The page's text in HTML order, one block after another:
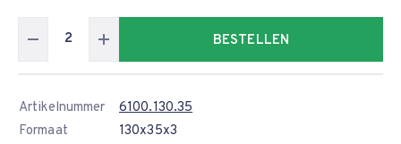
BESTELLEN
Artikelnummer
6100.130.35
Formaat
130x35x3